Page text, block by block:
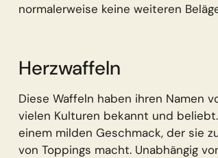
normalerweise keine weiteren
Herzwaffeln
Diese Waffeln haben ihren Namen
vielen Kulturen bekannt und
einem milden Geschmack, der sie
von Toppings macht. Unabhängig